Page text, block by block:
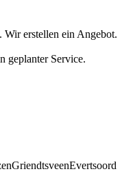
Wir erstellen ein Angebot.
geplanter Service.
GriendtsveenEvertsoord